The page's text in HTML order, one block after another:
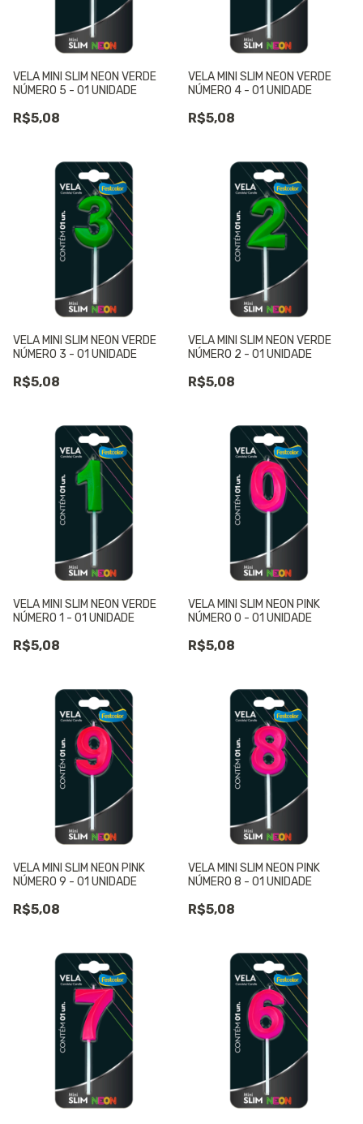
VELA MINI SLIM NEON VERDE
NÚMERO 5 - 01 UNIDADE
R$5,08
VELA MINI SLIM NEON VERDE
NÚMERO 4 - 01 UNIDADE
R$5,08
VELA MINI SLIM NEON VERDE
NÚMERO 3 - 01 UNIDADE
R$5,08
VELA MINI SLIM NEON VERDE
NÚMERO 2 - 01 UNIDADE
R$5,08
VELA MINI SLIM NEON VERDE
NÚMERO 1 - 01 UNIDADE
R$5,08
VELA MINI SLIM NEON PINK
NÚMERO 0 - 01 UNIDADE
R$5,08
VELA MINI SLIM NEON PINK
NÚMERO 9 - 01 UNIDADE
R$5,08
VELA MINI SLIM NEON PINK
NÚMERO 8 - 01 UNIDADE
R$5,08